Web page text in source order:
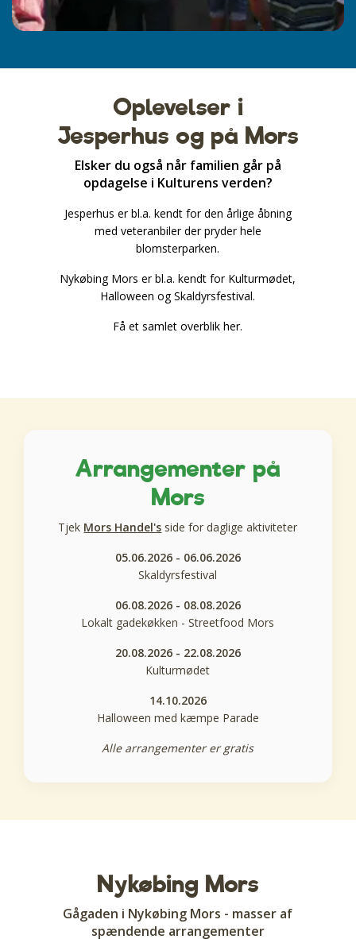
Oplevelser i
Jesperhus og på Mors
Elsker du også når familien går på
opdagelse i Kulturens verden?
Jesperhus er bl.a. kendt for den årlige åbning
med veteranbiler der pryder hele
blomsterparken.
Nykøbing Mors er bl.a. kendt for Kulturmødet,
Halloween og Skaldyrsfestival.
Få et samlet overblik her.
Arrangementer på
Mors
Tjek Mors Handel's side for daglige aktiviteter
05.06.2026 - 06.06.2026
Skaldyrsfestival
06.08.2026 - 08.08.2026
Lokalt gadekøkken - Streetfood Mors
20.08.2026 - 22.08.2026
Kulturmødet
14.10.2026
Halloween med kæmpe Parade
Alle arrangementer er gratis
Nykøbing Mors
Gågaden i Nykøbing Mors - masser af
spændende arrangementer